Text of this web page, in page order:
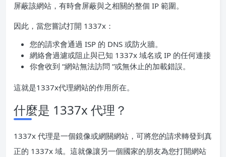
屏蔽該網站，有時會屏蔽與之相關的整個 IP 範圍。
因此，當您嘗試打開 1337x：
您的請求會通過 ISP 的 DNS 或防火牆。
網絡會過濾或阻止與已知 1337x 域名或 IP 的任何連接
你會收到 “網站無法訪問 “或無休止的加載錯誤。
這就是1337x代理網站的作用所在。
什麼是 1337x 代理？
1337x 代理是一個鏡像或網關網站，可將您的請求轉發到真
正的 1337x 域。這就像讓另一個國家的朋友為您打開網站